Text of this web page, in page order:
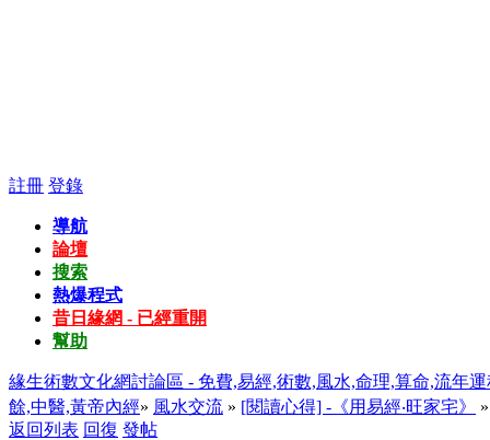
註冊 登錄
導航
論壇
搜索
熱爆程式
昔日緣網 - 已經重開
幫助
緣生術數文化網討論區 - 免費,易經,術數,風水,命理,算命,流年
餘,中醫,黃帝內經» 風水交流 » [閱讀心得] -《用易經‧旺家宅》
返回列表 回復 發帖